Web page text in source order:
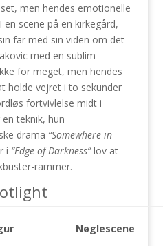
men hendes emotionelle
scene på en kirkegård,
far med sin viden om det
med en sublim
for meget, men hendes
holde vejret i to sekunder
fortvivlelse midt i
teknik, hun
drama “Somewhere in
i “Edge of Darkness”lov at
rammer.
Nøglescene